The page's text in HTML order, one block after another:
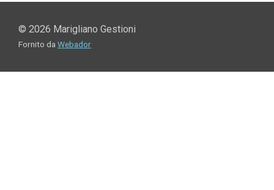
© 2026 Marigliano Gestioni
Fornito da Webador